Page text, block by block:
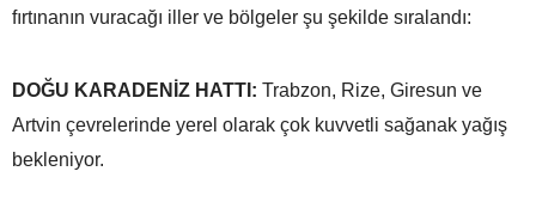
fırtınanın vuracağı iller ve bölgeler şu şekilde sıralandı:
DOĞU KARADENİZ HATTI: Trabzon, Rize, Giresun ve
Artvin çevrelerinde yerel olarak çok kuvvetli sağanak yağış
bekleniyor.